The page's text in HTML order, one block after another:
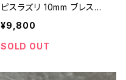
ピスラズリ 10mm ブレスレ
ット（天然色・一点もの）
¥9,800
SOLD OUT